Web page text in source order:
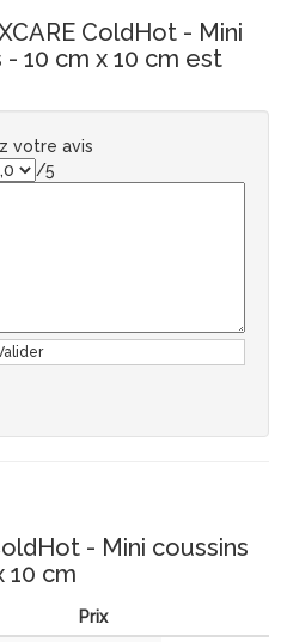
ColdHot - Mini
10 cm x 10 cm est
votre avis
/5
- Mini coussins
10 cm
Prix